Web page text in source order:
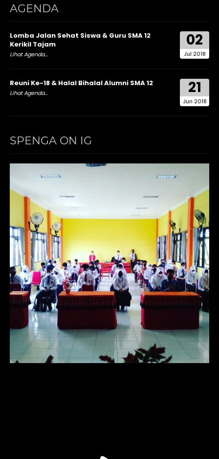
AGENDA
02
Jul 2018
Lomba Jalan Sehat Siswa & Guru SMA 12
Kerikil Tajam
Lihat Agenda...
21
Jun 2018
Reuni Ke-18 & Halal Bihalal Alumni SMA 12
Lihat Agenda...
SPENGA ON IG